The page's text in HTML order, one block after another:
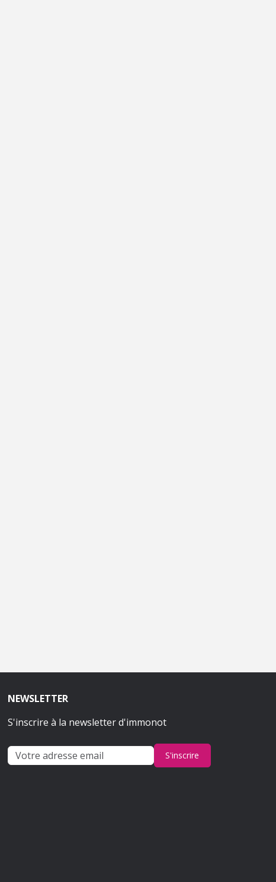
NEWSLETTER
S'inscrire à la newsletter d'immonot
S'inscrire